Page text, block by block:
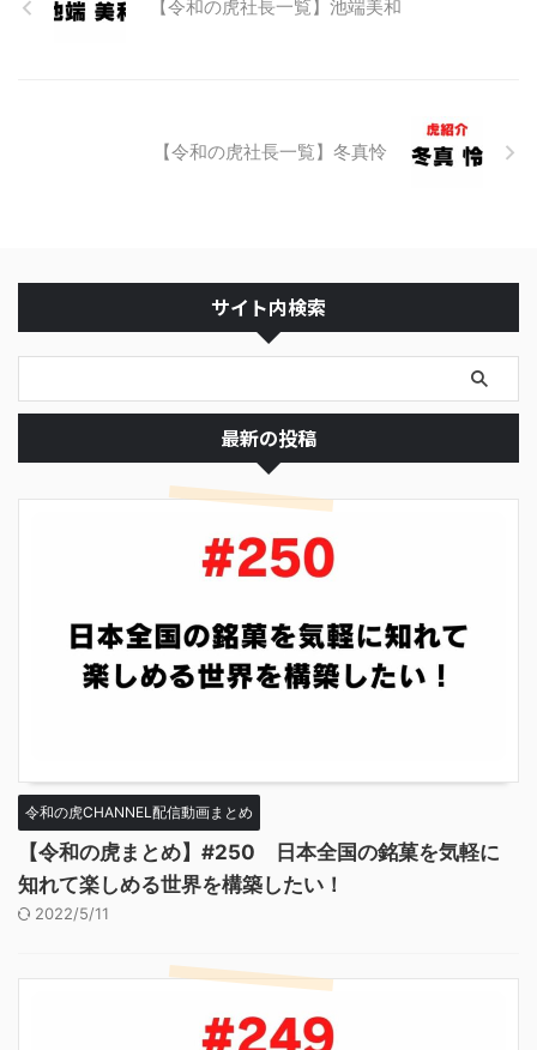
【令和の虎社長一覧】池端美和
【令和の虎社長一覧】冬真怜
サイト内検索
最新の投稿
令和の虎CHANNEL配信動画まとめ
【令和の虎まとめ】#250 日本全国の銘菓を気軽に
知れて楽しめる世界を構築したい！
2022/5/11